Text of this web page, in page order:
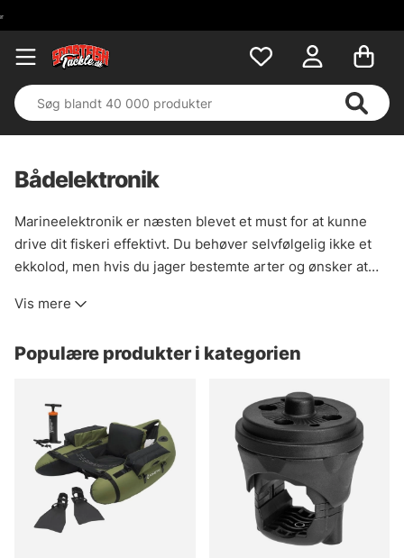
Bådelektronik
Marineelektronik er næsten blevet et must for at kunne
drive dit fiskeri effektivt. Du behøver selvfølgelig ikke et
ekkolod, men hvis du jager bestemte arter og ønsker at
nemmere. Vi samarbejder kun med kendte producenter
Det er ikke nemt at vide, hvad du selv har brug for, men
maile vores kundeservice eller komme ind i butikken, så
hjælper vi dig. Vi har også et stort udvalg af marinetilbehør
såsom elmotorer, søkort, dræberafbrydere, elektriske
ankre, opladere og meget mere!
Vis mere
Populære produkter i kategorien